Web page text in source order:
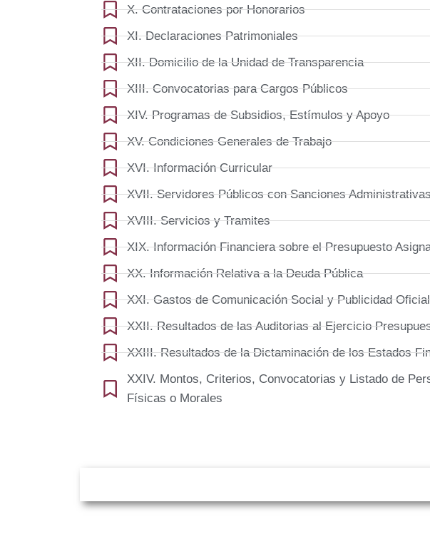
X. Contrataciones por Honorarios
XI. Declaraciones Patrimoniales
XII. Domicilio de la Unidad de Transparencia
XIII. Convocatorias para Cargos Públicos
XIV. Programas de Subsidios, Estímulos y Apoyo
XV. Condiciones Generales de Trabajo
XVI. Información Curricular
XVII. Servidores Públicos con Sanciones
XVIII. Servicios y Tramites
XIX. Información Financiera sobre el Presupuesto
XX. Información Relativa a la Deuda Pública
XXI. Gastos de Comunicación Social y Publicidad Oficial
XXII. Resultados de las Auditorias al Ejercicio
XXIII. Resultados de la Dictaminación de los Estados
XXIV. Montos, Criterios, Convocatorias y Listado de
Físicas o Morales